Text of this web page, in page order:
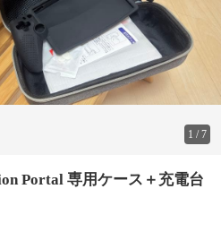
1 /7
Portal 専用ケース＋充電台